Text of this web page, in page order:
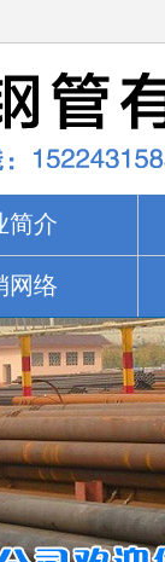
简介
网络